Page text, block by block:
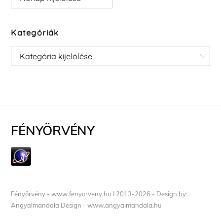
Kategóriák
Kategóriák
FÉNYÖRVÉNY
Fényörvény - www.fenyorveny.hu I 2013-2026 - Design by:
Angyalmandala Design - www.angyalmandala.hu